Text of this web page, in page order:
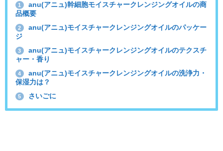
1
anu(アニュ)幹細胞モイスチャークレンジングオイルの商
品概要
2
anu(アニュ)モイスチャークレンジングオイルのパッケー
ジ
3
anu(アニュ)モイスチャークレンジングオイルのテクスチ
ャー・香り
4
anu(アニュ)モイスチャークレンジングオイルの洗浄力・
保湿力は？
5 さいごに